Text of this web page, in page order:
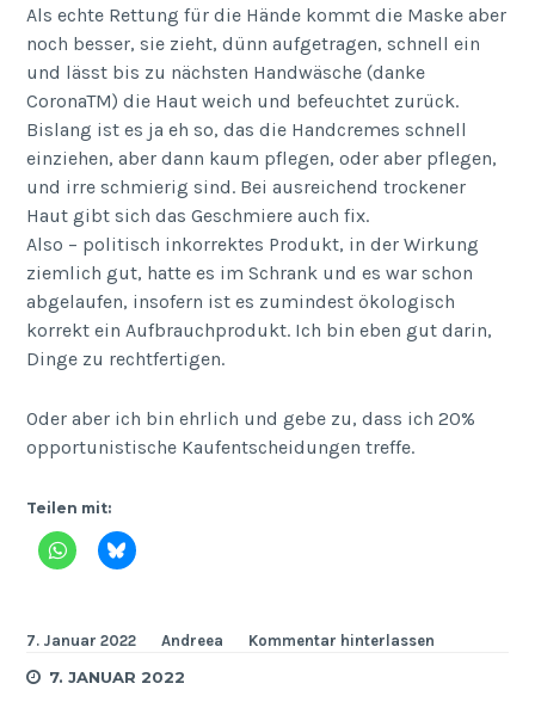
Als echte Rettung für die Hände kommt die Maske aber
noch besser, sie zieht, dünn aufgetragen, schnell ein
und lässt bis zu nächsten Handwäsche (danke
CoronaTM) die Haut weich und befeuchtet zurück.
Bislang ist es ja eh so, das die Handcremes schnell
einziehen, aber dann kaum pflegen, oder aber pflegen,
und irre schmierig sind. Bei ausreichend trockener
Haut gibt sich das Geschmiere auch fix.
Also – politisch inkorrektes Produkt, in der Wirkung
ziemlich gut, hatte es im Schrank und es war schon
abgelaufen, insofern ist es zumindest ökologisch
korrekt ein Aufbrauchprodukt. Ich bin eben gut darin,
Dinge zu rechtfertigen.
Oder aber ich bin ehrlich und gebe zu, dass ich 20%
opportunistische Kaufentscheidungen treffe.
Teilen mit:
7. Januar 2022 Andreea Kommentar hinterlassen
7. JANUAR 2022